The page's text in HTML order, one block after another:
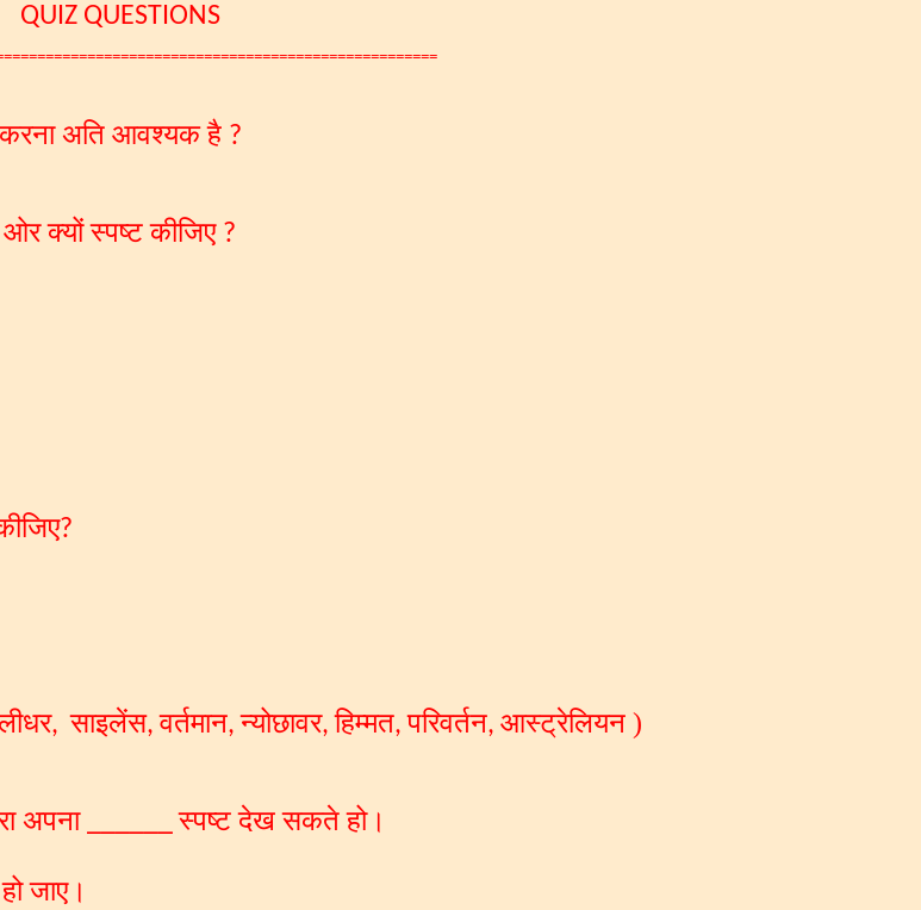
QUIZ QUESTIONS
करना अति आवश्यक है ?
क्यों स्पष्ट कीजिए ?
?
,साइलेंस,वर्तमान,न्योछावर,हिम्मत,परिवर्तन, आस्ट्रेलियन )
अपना ______स्पष्ट देख सकते हो।
जाए।